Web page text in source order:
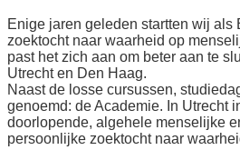
Enige jaren geleden startten wij
zoektocht naar waarheid op
past het zich aan om beter aan te
Utrecht en Den Haag.
Naast de losse cursussen,
genoemd: de Academie. In Utrecht
doorlopende, algehele menselijke
persoonlijke zoektocht naar